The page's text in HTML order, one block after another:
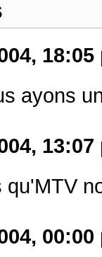
ayons
qu'MTV